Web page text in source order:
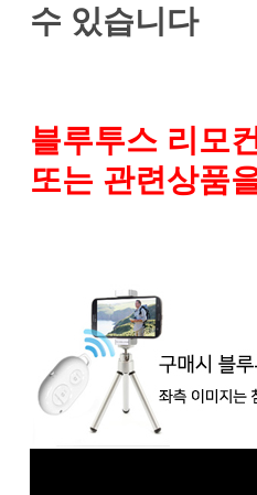
수 있습니다
블루투스 리모
또는 관련상품